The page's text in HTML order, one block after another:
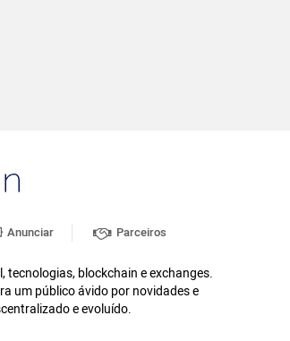
Anunciar Parceiros
tecnologias, blockchain e exchanges.
um público ávido por novidades e
e evoluído.